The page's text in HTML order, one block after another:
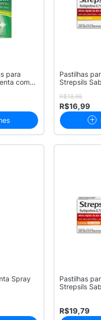
para
com
Pastilhas
Strepsils
R$18,66
R$16,99
Spray
Pastilhas
Strepsils
R$19,79